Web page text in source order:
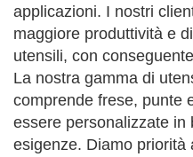
applicazioni. I nostri
maggiore produttività e
utensili, con
La nostra gamma di
comprende frese, punte
essere personalizzate in
esigenze. Diamo priorità